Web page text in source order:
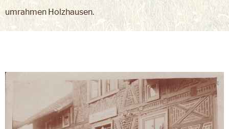
umrahmen Holzhausen.